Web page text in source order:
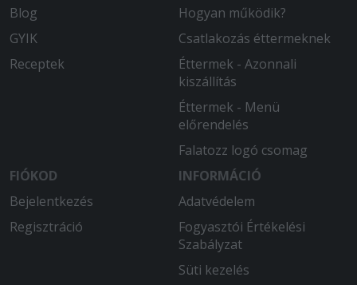
Blog
GYIK
Receptek
Hogyan működik?
Csatlakozás éttermeknek
Éttermek - Azonnali
kiszállítás
Éttermek - Menü
előrendelés
Falatozz logó csomag
FIÓKOD
Bejelentkezés
Regisztráció
INFORMÁCIÓ
Adatvédelem
Fogyasztói Értékelési
Szabályzat
Süti kezelés